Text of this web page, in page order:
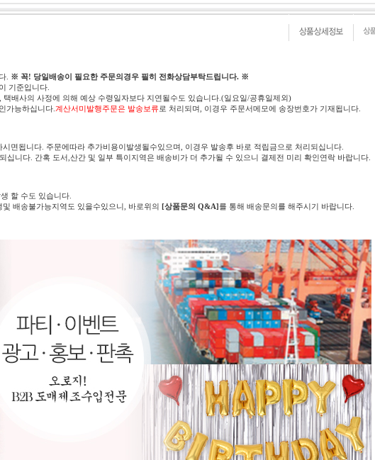
. ※ 꼭! 당일배송이 필요한 주문의경우 필히 전화상담부탁드립니다. ※
이 기준입니다.
배사의 사정에 의해 예상 수령일자보다 지연될수도 있습니다.(일요일/공휴일제외)
가능하십니다. 계산서미발행주문은 발송보류로 처리되며, 이경우 주문서메모에 송장번호가 기재됩니다.
면됩니다. 주문에따라 추가비용이발생될수있으며, 이경우 발송후 바로 적립금으로 처리되십니다.
니다. 간혹 도서,산간 및 일부 특이지역은 배송비가 더 추가될 수 있으니 결제전 미리 확인연락 바랍니다.
할 수도 있습니다.
배송불가능지역도 있을수있으니, 바로위의 [상품문의 Q&A]를 통해 배송문의를 해주시기 바랍니다.